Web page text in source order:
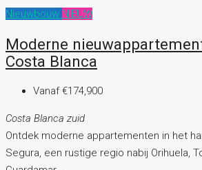
Nieuwbouw NIEUW
Moderne
Costa Blanca
Vanaf€174,900
Costa Blanca zuid
Ontdek moderne appartementen in het
Segura, een rustige regio nabij Orihuela,